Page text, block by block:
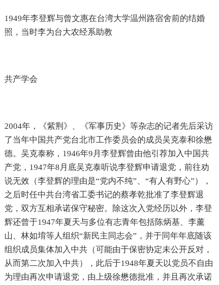
1949年李登辉与曾文惠在台湾大学温州路宿舍前的结婚
照，当时李为台大农经系助教
共产学会
2004年，《紫荆》、《军事历史》等杂志的记者先后采访
了当年中国共产党台北市工作委员会的成员吴克泰和徐懋
德。吴克泰称，1946年9月李登辉曾由他引荐加入中国共
产党，1947年8月底吴克泰听说李登辉申请退党，前往劝
说无效（李登辉的理由是“党内不纯”、“有人有野心”），
之后时任中共台湾省工委书记的蔡孝乾批准了李登辉退
党，双方互相承诺保守秘密。除这次入党经历以外，李登
辉还曾于1947年夏天与多位有志青年包括陈炳基、李薰
山、林如堉等人组织“新民主同志会”，并于同年年底随该
组织成员集体加入中共（可能由于保密协定未公开反对，
从而第二次加入中共），此后于1948年夏天以党员不自由
为理由再次申请退党，由上级徐懋德批准，并且再次承诺